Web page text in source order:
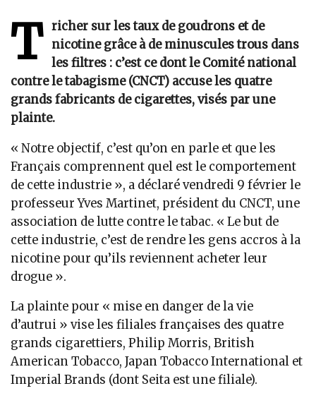
T
richer sur les taux de goudrons et de
nicotine grâce à de minuscules trous dans
les filtres : c’est ce dont le Comité national
contre le tabagisme (CNCT) accuse les quatre
grands fabricants de cigarettes, visés par une
plainte.
« Notre objectif, c’est qu’on en parle et que les
Français comprennent quel est le comportement
de cette industrie », a déclaré vendredi 9 février le
professeur Yves Martinet, président du CNCT, une
association de lutte contre le tabac. « Le but de
cette industrie, c’est de rendre les gens accros à la
nicotine pour qu’ils reviennent acheter leur
drogue ».
La plainte pour « mise en danger de la vie
d’autrui » vise les filiales françaises des quatre
grands cigarettiers, Philip Morris, British
American Tobacco, Japan Tobacco International et
Imperial Brands (dont Seita est une filiale).